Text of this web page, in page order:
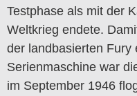
Testphase als mit der
Weltkrieg endete.
der landbasierten Fury
Serienmaschine war
im September 1946